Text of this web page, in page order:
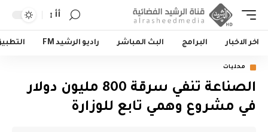
أأ
اخر الاخبار البرامج البث المباشر راديو الرشيد FM
محليات
الصناعة تنفي سرقة 800 مليون دولار
في مشروع وهمي تابع للوزارة